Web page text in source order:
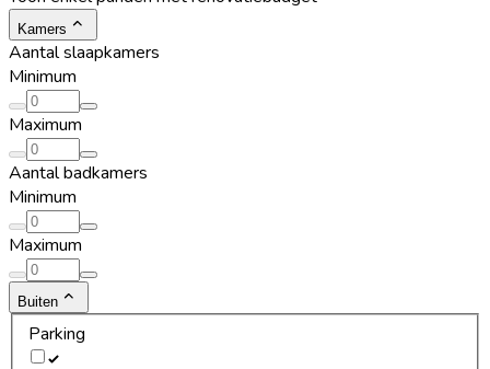
Kamers
Aantal slaapkamers
Minimum
Maximum
Aantal badkamers
Minimum
Maximum
Buiten
Parking